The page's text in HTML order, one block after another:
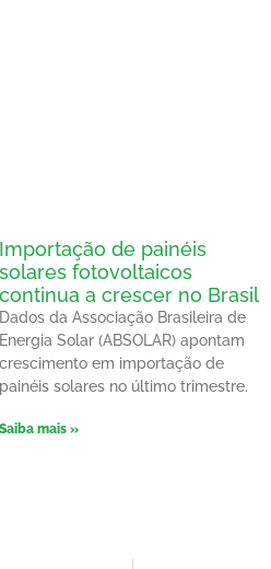
Importação de painéis
solares fotovoltaicos
continua a crescer no Brasil
Dados da Associação Brasileira de
Energia Solar (ABSOLAR) apontam
crescimento em importação de
painéis solares no último trimestre.
Saiba mais »